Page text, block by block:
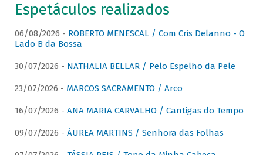
Espetáculos realizados
06/08/2026 - ROBERTO MENESCAL / Com Cris Delanno - O
Lado B da Bossa
30/07/2026 - NATHALIA BELLAR / Pelo Espelho da Pele
23/07/2026 - MARCOS SACRAMENTO / Arco
16/07/2026 - ANA MARIA CARVALHO / Cantigas do Tempo
09/07/2026 - ÁUREA MARTINS / Senhora das Folhas